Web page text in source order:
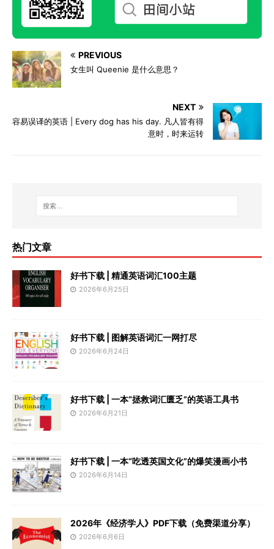
PREVIOUS
女生叫 Queenie 是什么意思？
NEXT
容易误译的英语 | Every dog has his day. 凡人皆有得
意时，时来运转
热门文章
好书下载 | 精通英语词汇100主题
2026年6月25日
好书下载 | 图解英语词汇一网打尽
2026年6月24日
好书下载 | 一本“拯救词汇匮乏”的英语工具书
2026年6月21日
好书下载 | 一本“吃透英国文化”的爆笑漫画小书
2026年6月14日
2026年《经济学人》PDF下载（免费渠道分享）
2026年6月6日